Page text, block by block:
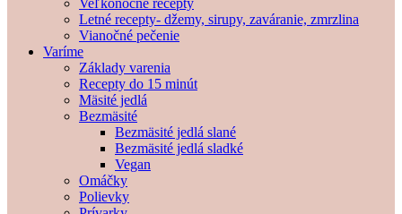
Veľkonočné recepty
Letné recepty- džemy, sirupy, zaváranie, zmrzlina
Vianočné pečenie
Varíme
Základy varenia
Recepty do 15 minút
Mäsité jedlá
Bezmäsité
Bezmäsité jedlá slané
Bezmäsité jedlá sladké
Vegan
Omáčky
Polievky